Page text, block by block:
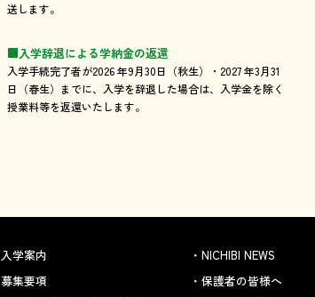
送します。
■入学辞退による学納金の返還
入学手続完了者が2026 年9月30日（秋生）・2027 年3月31
日（春生）までに、入学を辞退した場合は、入学金を除く
授業料等を返還いたします。
入学案内
募集要項
NICHIBI NEWS
保護者の皆様へ